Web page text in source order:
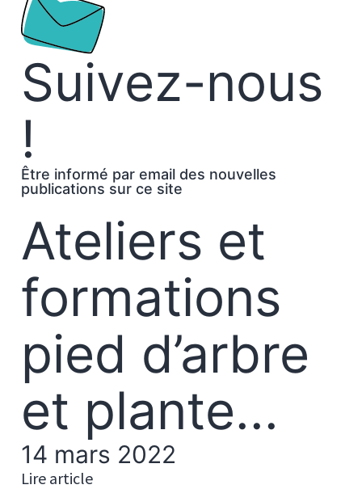
Suivez-nous
!
Être informé par email des nouvelles
publications sur ce site
Ateliers et
formations
pied d’arbre
et plante...
14 mars 2022
Lire article